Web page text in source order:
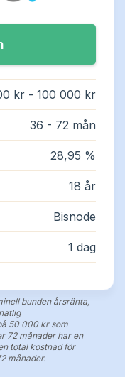
kr - 100 000 kr
36 - 72 mån
28,95 %
18 år
Bisnode
1 dag
bunden årsränta,
50 000 kr som
72 månader har en
total kostnad för
månader.